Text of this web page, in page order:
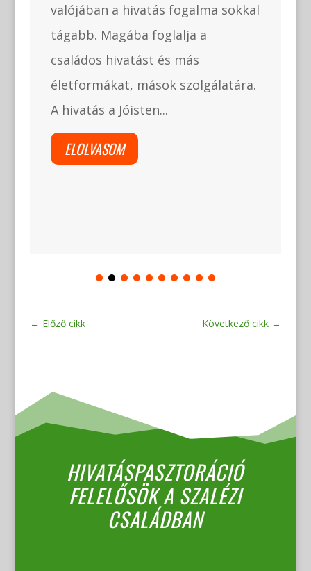
valójában a hivatás fogalma sokkal
tágabb. Magába foglalja a
családos hivatást és más
életformákat, mások szolgálatára.
A hivatás a Jóisten...
ELOLVASOM
← Előző cikk Következő cikk →
HIVATÁSPASZTORÁCIÓ
FELELŐSÖK A SZALÉZI
CSALÁDBAN